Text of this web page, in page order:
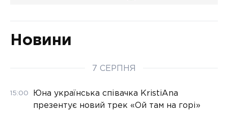
Новини
7 СЕРПНЯ
15:00
Юна українська співачка KristiAna
презентує новий трек «Ой там на горі»